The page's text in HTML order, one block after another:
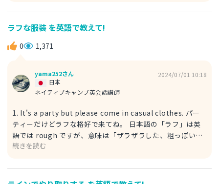
す。 2. I don't follow trends. 直訳は「流行りに乗らない」
となります。 「流行りに後れている」とは「流行りに乗っ
ていない」と捉えることができます。 「流行りに乗る」は
英語で follow trends と言いますのでそれを don't で否定
ラフな服装 を英語で教えて!
0 1,371
yama252さん
ネイティブキャンプ英会話講師
日本
2024/07/01 10:18
1. It's a party but please come in casual clothes. パー
ティーだけどラフな格好で来てね。 日本語の「ラフ」は英
語では rough ですが、意味は「ザラザラした、粗っぽい」
となりますので今回の「ラフな格好」は rough clothes
い、気楽な格好」と表現したいので casual clothes とする
のが適切です。 2. It's a party but please come in
続きを読む